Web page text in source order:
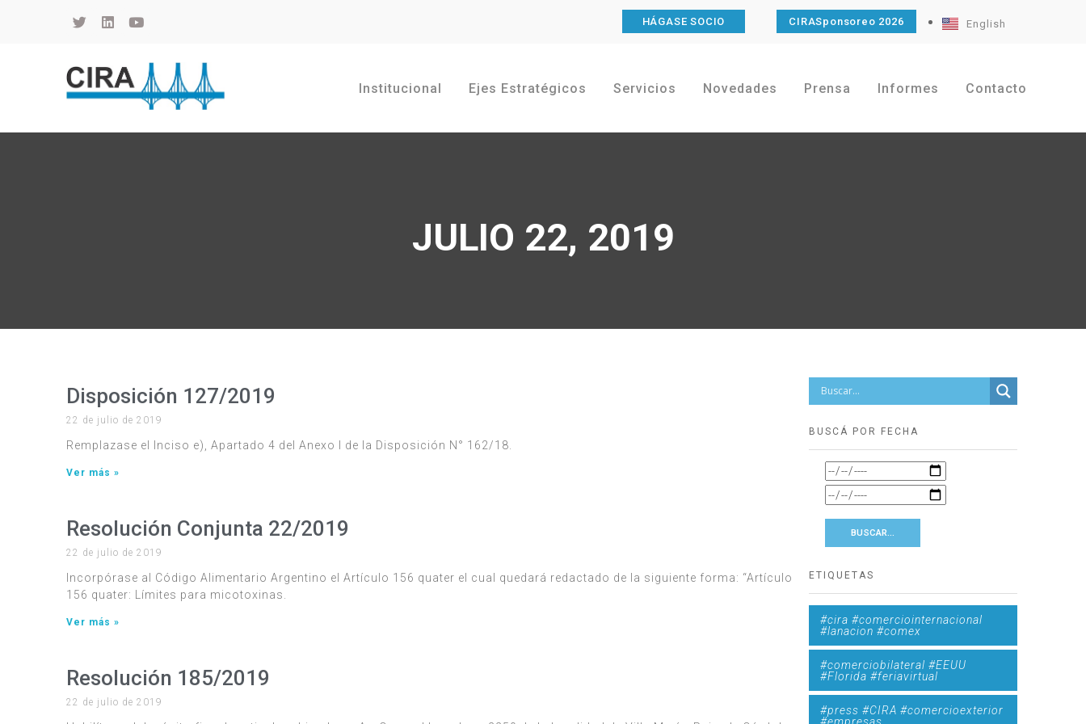
HÁGASE SOCIO CIRASponsoreo 2026 English
Institucional Ejes Estratégicos Servicios Novedades Prensa Informes Contacto
JULIO 22, 2019
Disposición 127/2019
22 de julio de 2019
Remplazase el Inciso e), Apartado 4 del Anexo I de la Disposición N° 162/18.
Ver más »
Resolución Conjunta 22/2019
22 de julio de 2019
Incorpórase al Código Alimentario Argentino el Artículo 156 quater el cual quedará redactado de la siguiente forma: “Artículo
156 quater: Límites para micotoxinas.
Ver más »
Resolución 185/2019
22 de julio de 2019
BUSCÁ POR FECHA
ETIQUETAS
#cira #comerciointernacional
#lanacion #comex
#comerciobilateral #EEUU
#Florida #feriavirtual
#press #CIRA #comercioexterior
#empresas